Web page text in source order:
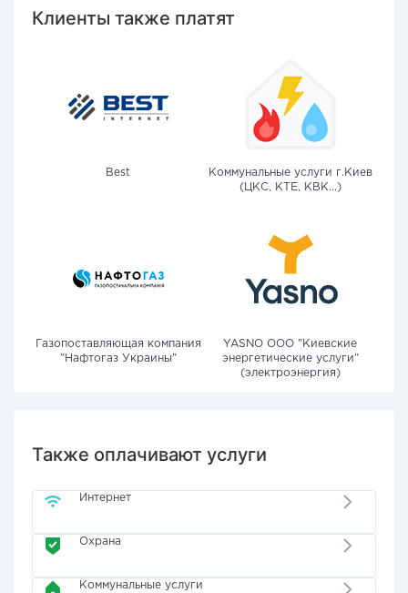
Клиенты также платят
Best
Коммунальные услуги г.Киев
(ЦКС, КТЕ, КВК...)
Газопоставляющая компания
"Нафтогаз Украины"
YASNO OOO "Киевские
энергетические услуги"
(электроэнергия)
Также оплачивают услуги
Интернет
Охрана
Коммунальные услуги